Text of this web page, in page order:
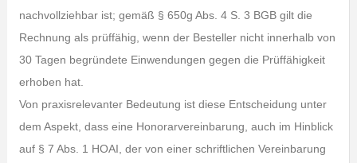
nachvollziehbar ist; gemäß § 650g Abs. 4 S. 3 BGB gilt die
Rechnung als prüffähig, wenn der Besteller nicht innerhalb von
30 Tagen begründete Einwendungen gegen die Prüffähigkeit
erhoben hat.
Von praxisrelevanter Bedeutung ist diese Entscheidung unter
dem Aspekt, dass eine Honorarvereinbarung, auch im Hinblick
auf § 7 Abs. 1 HOAI, der von einer schriftlichen Vereinbarung